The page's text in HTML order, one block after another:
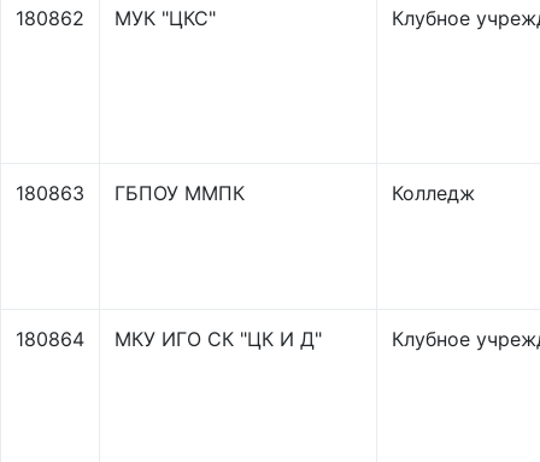
180862 МУК "ЦКС" Клубное
180863 ГБПОУ ММПК Колледж
180864 МКУ ИГО СК "ЦК И Д" Клубное